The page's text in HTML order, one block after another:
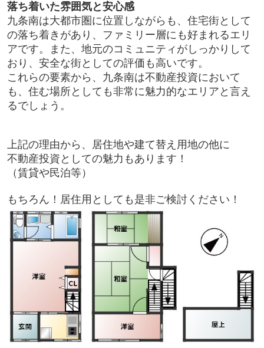
落ち着いた雰囲気と安心感
九条南は大都市圏に位置しながらも、住宅街として
の落ち着きがあり、ファミリー層にも好まれるエリ
アです。また、地元のコミュニティがしっかりして
おり、安全な街としての評価も高いです。
これらの要素から、九条南は不動産投資において
も、住む場所としても非常に魅力的なエリアと言え
るでしょう。
上記の理由から、居住地や建て替え用地の他に
不動産投資としての魅力もあります！
（賃貸や民泊等）
もちろん！居住用としても是非ご検討ください！